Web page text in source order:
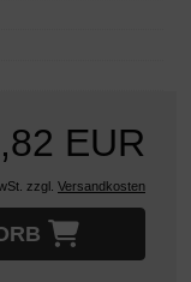
EUR
zzgl. Versandkosten